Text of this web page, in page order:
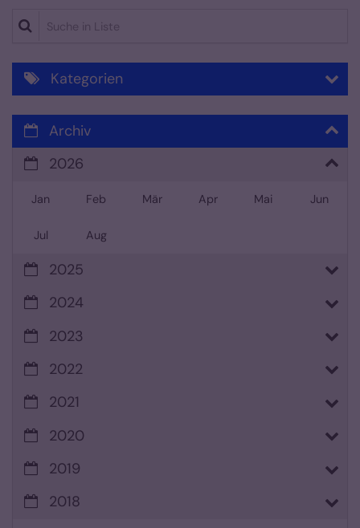
Suche in Liste
Kategorien
Archiv
2026
Jan Feb Mär Apr Mai Jun
Jul Aug
2025
2024
2023
2022
2021
2020
2019
2018